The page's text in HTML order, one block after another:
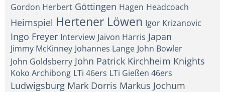
Gordon Herbert Göttingen Hagen Headcoach
Heimspiel Hertener Löwen Igor Krizanovic
Ingo Freyer Interview Jaivon Harris Japan
Jimmy McKinney Johannes Lange John Bowler
John Goldsberry John Patrick Kirchheim Knights
Koko Archibong LTi 46ers LTi Gießen 46ers
Ludwigsburg Mark Dorris Markus Jochum